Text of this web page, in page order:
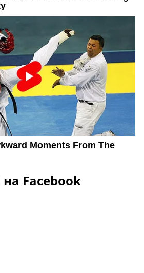
Facebook